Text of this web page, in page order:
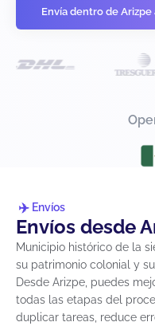
Envía dentro de Arizpe
Envíos
Envíos desde
Municipio histórico de la
su patrimonio colonial y
Desde Arizpe, puedes
todas las etapas del
duplicar tareas, reduce